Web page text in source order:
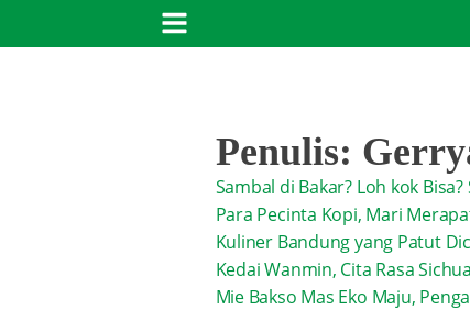
Penulis:
Sambal di Bakar? Loh kok
Para Pecinta Kopi, Mari
Kuliner Bandung yang Patut
Kedai Wanmin, Cita Rasa
Mie Bakso Mas Eko Maju,